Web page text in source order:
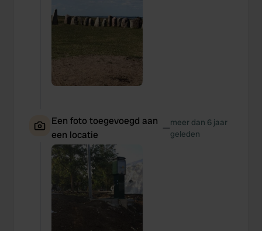
Een foto toegevoegd aan
een locatie
—meer dan 6 jaar
geleden